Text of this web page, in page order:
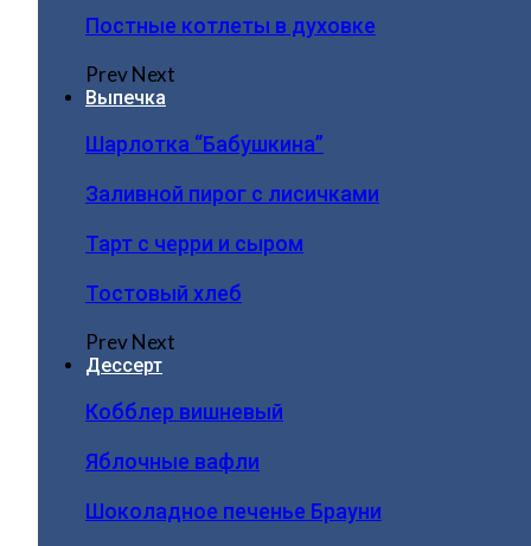
Постные котлеты в духовке
PrevNext
Выпечка
Шарлотка “Бабушкина”
Заливной пирог с лисичками
Тарт с черри и сыром
Тостовый хлеб
PrevNext
Дессерт
Кобблер вишневый
Яблочные вафли
Шоколадное печенье Брауни